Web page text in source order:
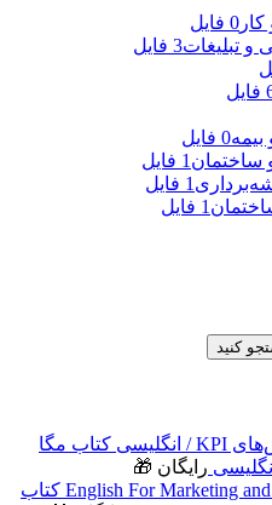
0 فایل
و تبلیغات3 فایل
0 فایل
ساختمان 1 فایل
1 فایل
1 فایل
کنید
کتاب مگا
رایگان 🎁
کتاب